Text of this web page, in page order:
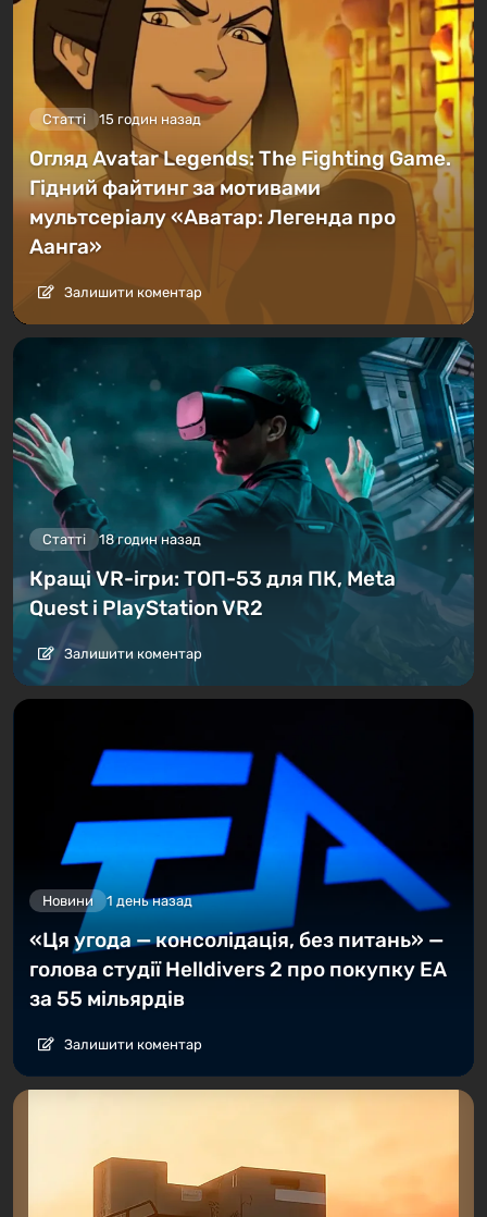
Статті 15 годин назад
Огляд Avatar Legends: The Fighting Game.
Гідний файтинг за мотивами
мультсеріалу «Аватар: Легенда про
Аанга»
Залишити коментар
Статті 18 годин назад
Кращі VR-ігри: ТОП-53 для ПК, Meta
Quest і PlayStation VR2
Залишити коментар
Новини 1 день назад
«Ця угода — консолідація, без питань» —
голова студії Helldivers 2 про покупку EA
за 55 мільярдів
Залишити коментар